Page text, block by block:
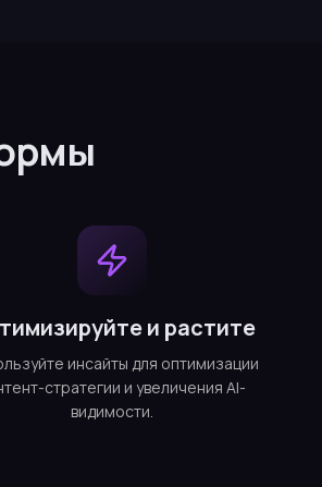
и растите
инсайты для оптимизации
стратегии и увеличения AI-
видимости.